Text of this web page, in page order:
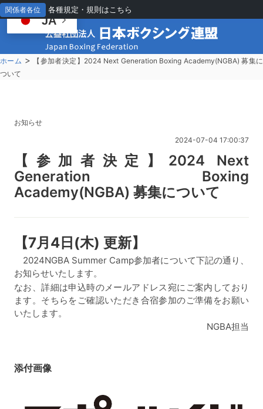
関係者各位 各種規定・規則はこちら
ホーム >
【参加者決定】2024 Next Generation Boxing Academy(NGBA) 募集に
ついて
お知らせ
2024-07-04 17:00:37
【 参加者決定】2024 Next
Generation Boxing
Academy(NGBA) 募集について
【7月4日(木) 更新】
2024NGBA Summer Camp参加者について下記の通り、
お知らせいたします。
なお、詳細は申込時のメールアドレス宛にご案内しており
ます。そちらをご確認いただき合宿参加のご準備をお願い
いたします。
NGBA担当
添付画像
JA